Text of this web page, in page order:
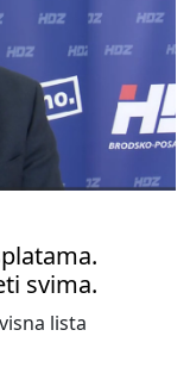
svima.
lista